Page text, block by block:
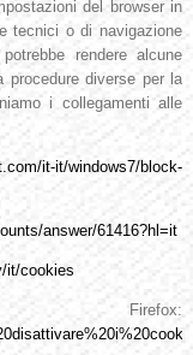
del browser in
tecnici o di navigazione
rendere alcune
procedure diverse per la
i collegamenti alle
it-it/windows7/block-
answer/61416?hl=it
it/cookies